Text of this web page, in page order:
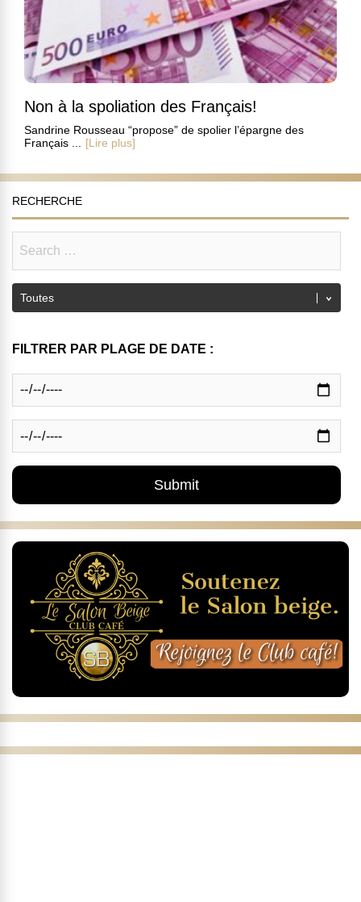
Non à la spoliation des Français!
Sandrine Rousseau “propose” de spolier l’épargne des
Français ...
[Lire plus]
RECHERCHE
FILTRER PAR PLAGE DE DATE :